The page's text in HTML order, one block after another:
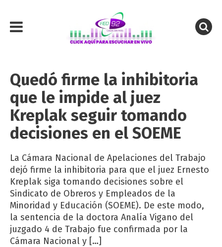
Quedó firme la inhibitoria
que le impide al juez
Kreplak seguir tomando
decisiones en el SOEME
La Cámara Nacional de Apelaciones del Trabajo
dejó firme la inhibitoria para que el juez Ernesto
Kreplak siga tomando decisiones sobre el
Sindicato de Obreros y Empleados de la
Minoridad y Educación (SOEME). De este modo,
la sentencia de la doctora Analía Vigano del
juzgado 4 de Trabajo fue confirmada por la
Cámara Nacional y […]